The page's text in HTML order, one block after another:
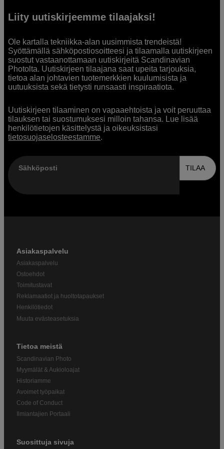
Liity uutiskirjeemme tilaajaksi!
Ole kartalla tekniikka-alan uusimmista trendeistä!
Syöttämällä sähköpostiosoitteesi ja tilaamalla uutiskirjeen
suostut vastaanottamaan uutiskirjeitä Scandinavian
Photolta. Uutiskirjeen tilaajana saat upeita tarjouksia,
tietoa alan johtavien tuotemerkkien kuulumisista ja
uutuuksista sekä tietysti runsaasti inspiraatiota.
Uutiskirjeen tilaaminen on vapaaehtoista ja voit peruuttaa
tilauksen tai suostumuksesi milloin tahansa. Lue lisää
henkilötietojen käsittelystä ja oikeuksistasi
tietosuojaselosteestamme.
Sähköposti TILAA
Asiakaspalvelu
Asiakaspalvelu
Ostoehdot
Toimitustavat
Reklamaatiot ja huoltotapaukset
Henkilötiedot
Muuta evästeasetuksia
Tietoa meistä
Scandinavian Photo
Myymälät & Aukioloajat
Historiamme
Avoimet työpaikat
Code of Conduct
Ilmiantajien Portaali
Suosittuja sivuja